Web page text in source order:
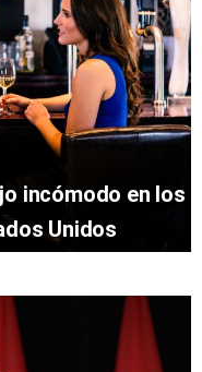
incómodo en los
Unidos